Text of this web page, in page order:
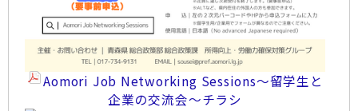
Aomori Job Networking Sessions～留学生と
企業の交流会～チラシ